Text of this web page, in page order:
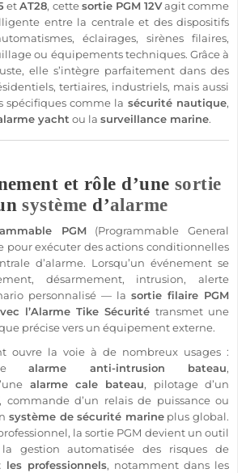
etAT28, cettesortie PGM 12Vagit comme
entre la centraleet des dispositifs
éclairages, sirènes filaires,
ou équipements techniques. Grâce à
elle s’intègre parfaitement dans des
tertiaires, industriels, mais aussi
spécifiques comme la sécurité nautique,
yacht ou la surveillance marine.
et rôle d’unesortie
système d’alarme
PGM(Programmable General
pour exécuter des actions conditionnelles
d’alarme. Lorsqu’un événement se
désarmement, intrusion, alerte
personnalisé — la sortie filaire PGM
l’AlarmeTikeSécurité transmet une
précise vers un équipement externe.
ouvre la voie à de nombreux usages :
alarme anti-intrusion bateau,
alarmecale bateau, pilotage d’un
commande d’un relaisde puissance ou
systèmedesécurité marineplus global.
, lasortie PGM devient un outil
gestion automatisée des risques de
les professionnels, notamment dans les